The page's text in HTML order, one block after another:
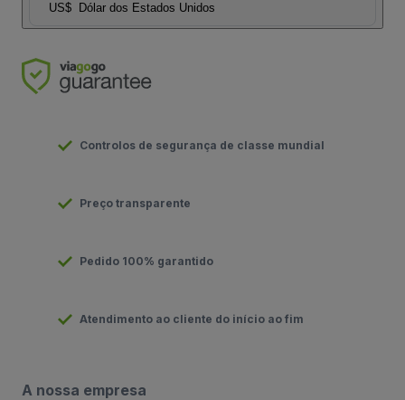
US$ Dólar dos Estados Unidos
Controlos de segurança de classe mundial
Preço transparente
Pedido 100% garantido
Atendimento ao cliente do início ao fim
A nossa empresa